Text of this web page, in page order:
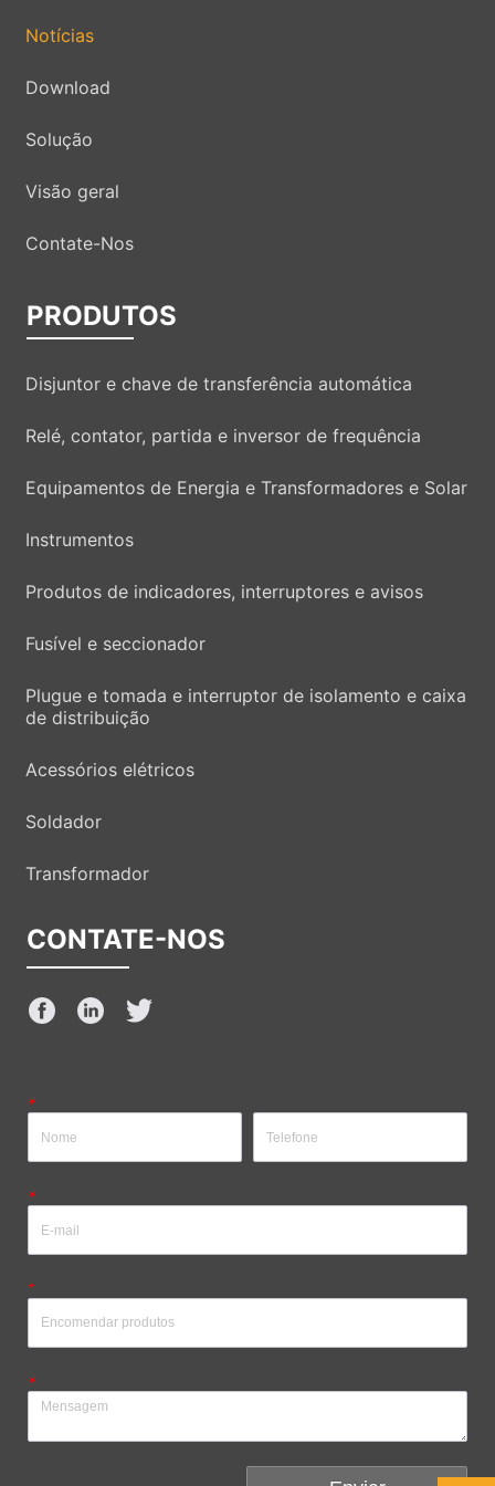
Notícias
Download
Solução
Visão geral
Contate-Nos
PRODUTOS
Disjuntor e chave de transferência automática
Relé, contator, partida e inversor de frequência
Equipamentos de Energia e Transformadores e Solar
Instrumentos
Produtos de indicadores, interruptores e avisos
Fusível e seccionador
Plugue e tomada e interruptor de isolamento e caixa
de distribuição
Acessórios elétricos
Soldador
Transformador
CONTATE-NOS
*
*
*
*